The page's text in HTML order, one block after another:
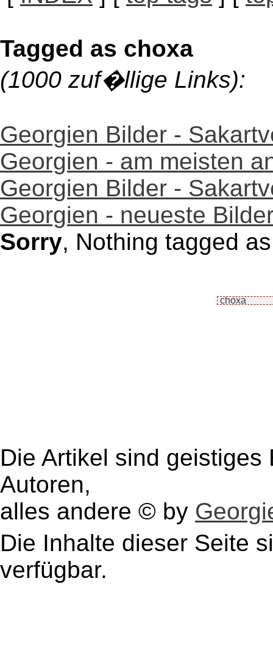
Tagged as choxa
(1000 zuf�llige Links):
Georgien Bilder -
Georgien - am meisten
Georgien Bilder -
Georgien - neueste
Sorry, Nothing tagged
Die Artikel sind
Autoren,
alles andere © by
Die Inhalte dieser Seite
verfügbar.